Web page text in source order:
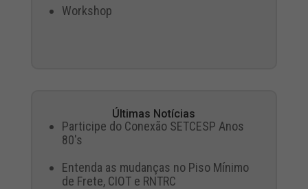
Workshop
Últimas Notícias
Participe do Conexão SETCESP Anos
80's
Entenda as mudanças no Piso Mínimo
de Frete, CIOT e RNTRC